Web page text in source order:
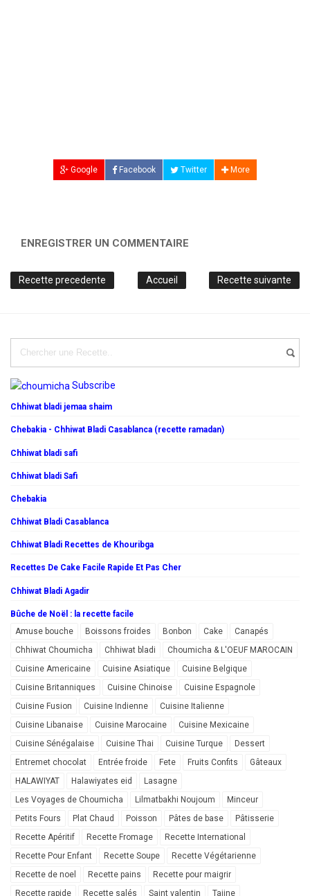
Google Facebook Twitter More
ENREGISTRER UN COMMENTAIRE
Recette precedente Recette suivante
Accueil
Subscribe
Chhiwat bladi jemaa shaim
Chebakia - Chhiwat Bladi Casablanca (recette ramadan)
Chhiwat bladi safi
Chhiwat bladi Safi
Chebakia
Chhiwat Bladi Casablanca
Chhiwat Bladi Recettes de Khouribga
Recettes De Cake Facile Rapide Et Pas Cher
Chhiwat Bladi Agadir
Bûche de Noël : la recette facile
Amuse bouche
Boissons froides Bonbon Cake
Canapés
Chhiwat Choumicha
Chhiwat bladi
Choumicha & L'OEUF MAROCAIN
Cuisine Americaine
Cuisine Asiatique
Cuisine Belgique
Cuisine Britanniques
Cuisine Chinoise
Cuisine Espagnole
Cuisine Fusion
Cuisine Indienne
Cuisine Italienne
Cuisine Libanaise
Cuisine Marocaine
Cuisine Mexicaine
Cuisine Sénégalaise
Cuisine Thai Cuisine Turque
Dessert
Entremet chocolat
Entrée froide Fete Fruits Confits
Gâteaux
HALAWIYAT
Halawiyates eid
Lasagne
Les Voyages de Choumicha
Lilmatbakhi Noujoum
Minceur
Petits Fours
Plat Chaud Poisson Pâtes de base
Pâtisserie
Recette Apéritif
Recette Fromage
Recette International
Recette Pour Enfant
Recette Soupe
Recette Végétarienne
Recette de noel
Recette pains
Recette pour maigrir
Recette rapide
Recette salés Saint valentin Tajine